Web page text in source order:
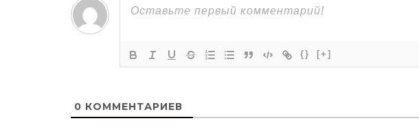
{} [+]
0 КОММЕНТАРИЕВ